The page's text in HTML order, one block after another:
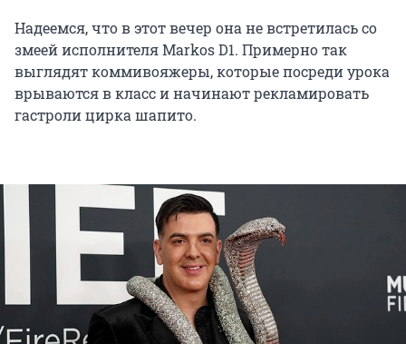
Надеемся, что в этот вечер она не встретилась со
змеей исполнителя Markos D1. Примерно так
выглядят коммивояжеры, которые посреди урока
врываются в класс и начинают рекламировать
гастроли цирка шапито.